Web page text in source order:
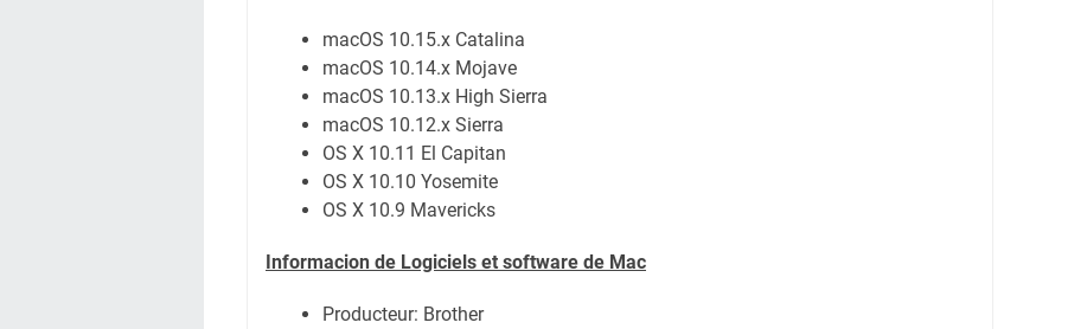
macOS 10.15.x Catalina
macOS 10.14.x Mojave
macOS 10.13.x High Sierra
macOS 10.12.x Sierra
OS X 10.11 El Capitan
OS X 10.10 Yosemite
OS X 10.9 Mavericks
Informacion de Logiciels et software de Mac
Producteur: Brother